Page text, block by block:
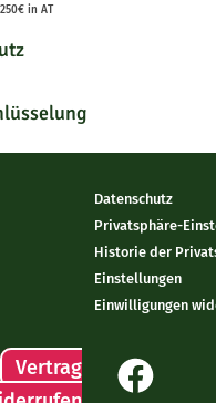
in AT
Datenschutz
Privatsphäre-
Historie der
Einstellungen
Einwilligungen
Vertrag